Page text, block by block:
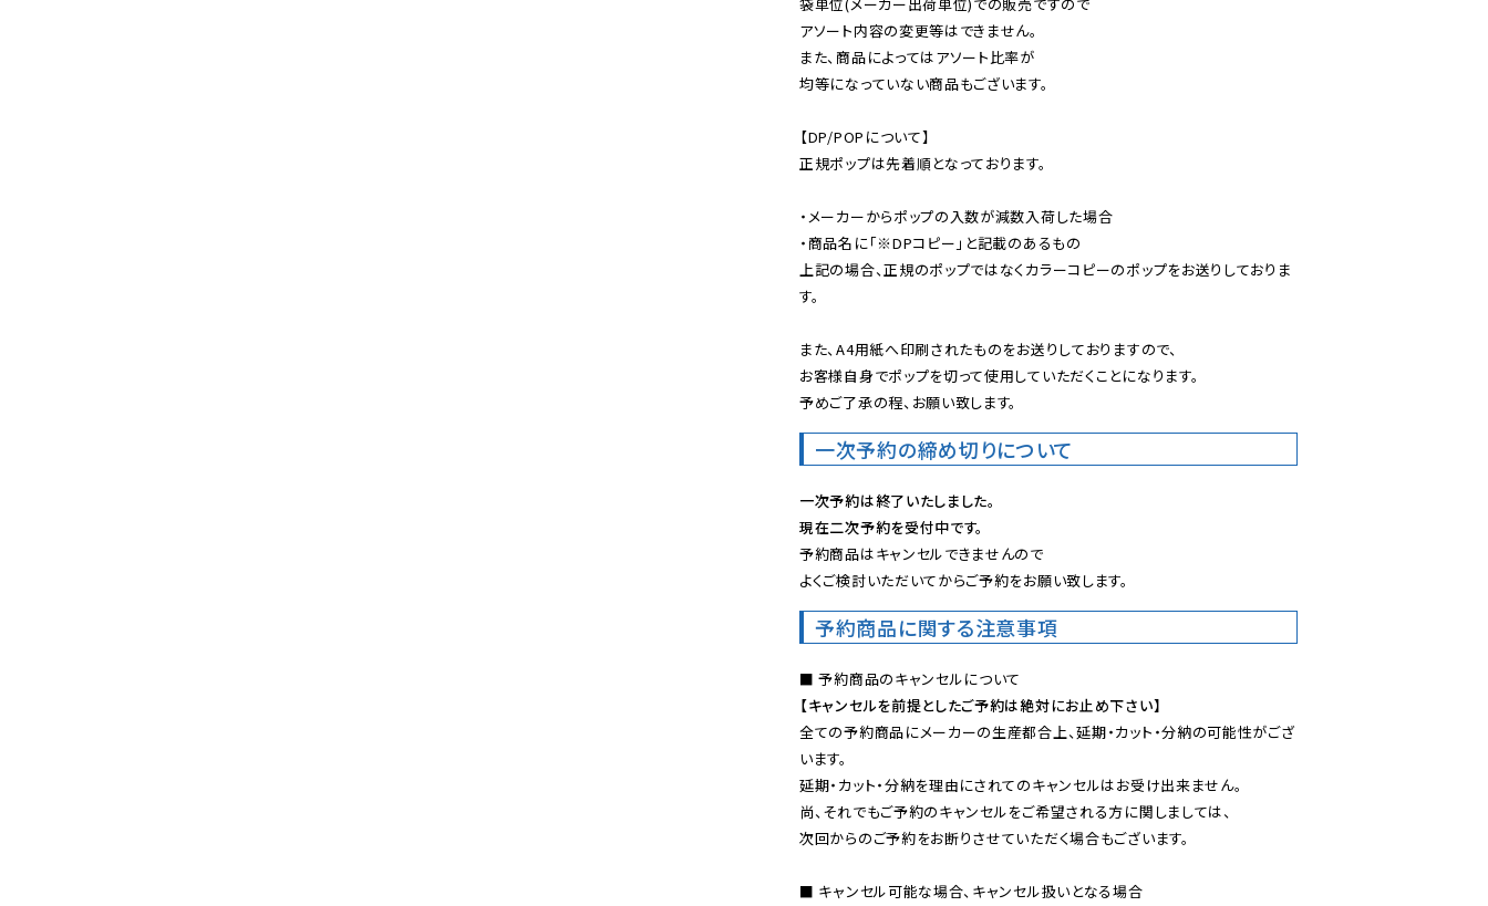
アソート内容の変更等はできません。
また、商品によってはアソート比率が
均等になっていない商品もございます。
【DP/POPについて】
正規ポップは先着順となっております。
・メーカーからポップの入数が減数入荷した場合
・商品名に「※DPコピー」と記載のあるもの
上記の場合、正規のポップではなくカラーコピーのポップをお送りしておりま
す。
また、A4用紙へ印刷されたものをお送りしておりますので、
お客様自身でポップを切って使用していただくことになります。
予めご了承の程、お願い致します。
一次予約の締め切りについて
一次予約は終了いたしました。
現在二次予約を受付中です。
予約商品はキャンセルできませんので
よくご検討いただいてからご予約をお願い致します。
予約商品に関する注意事項
【キャンセルを前提としたご予約は絶対にお止め下さい】
全ての予約商品にメーカーの生産都合上、延期・カット・分納の可能性がござ
います。
延期・カット・分納を理由にされてのキャンセルはお受け出来ません。
尚、それでもご予約のキャンセルをご希望される方に関しましては、
次回からのご予約をお断りさせていただく場合もございます。
■ キャンセル可能な場合、キャンセル扱いとなる場合